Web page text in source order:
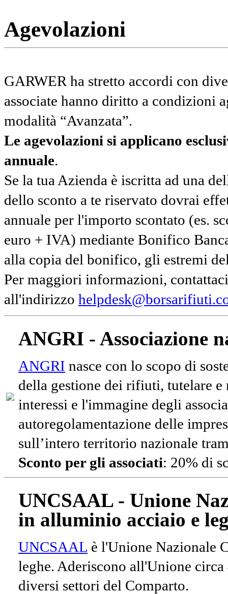
Agevolazioni
GARWER ha stretto accordi con
associate hanno diritto a condizioni
modalità “Avanzata”.
Le agevolazioni si applicano
annuale.
Se la tua Azienda è iscritta ad una
dello sconto a te riservato dovrai
annuale per l'importo scontato (es.
euro + IVA) mediante Bonifico
alla copia del bonifico, gli estremi
Per maggiori informazioni,
all'indirizzo
ANGRI - Associazione
ANGRI nasce con lo scopo di
della gestione dei rifiuti, tutelare e
interessi e l'immagine degli
autoregolamentazione delle
sull’intero territorio nazionale
Sconto per gli associati: 20% di
UNCSAAL - Unione
in alluminio acciaio e
UNCSAAL è l'Unione Nazionale
leghe. Aderiscono all'Unione
diversi settori del Comparto.